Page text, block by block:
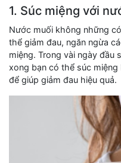
1. Súc miệng với
Nước muối không những
thể giảm đau, ngăn ngừa
miệng. Trong vài ngày đầu
xong bạn có thể súc
để giúp giảm đau hiệu quả.